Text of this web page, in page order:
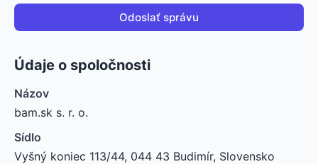
Odoslať správu
Údaje o spoločnosti
Názov
bam.sk s. r. o.
Sídlo
Vyšný koniec 113/44, 044 43 Budimír, Slovensko